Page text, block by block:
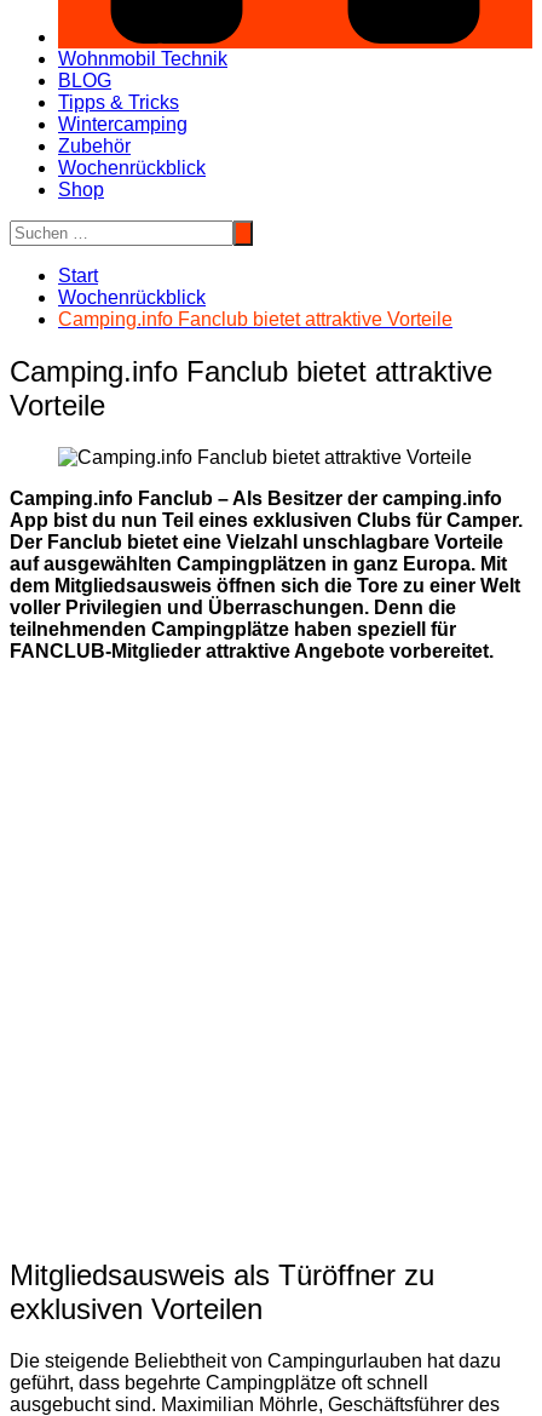
Wohnmobil Technik
BLOG
Tipps & Tricks
Wintercamping
Zubehör
Wochenrückblick
Shop
Start
Wochenrückblick
Camping.info Fanclub bietet attraktive Vorteile
Camping.info Fanclub bietet attraktive
Vorteile
Camping.info Fanclub – Als Besitzer der camping.info
App bist du nun Teil eines exklusiven Clubs für Camper.
Der Fanclub bietet eine Vielzahl unschlagbare Vorteile
auf ausgewählten Campingplätzen in ganz Europa. Mit
dem Mitgliedsausweis öffnen sich die Tore zu einer Welt
voller Privilegien und Überraschungen. Denn die
teilnehmenden Campingplätze haben speziell für
FANCLUB-Mitglieder attraktive Angebote vorbereitet.
Mitgliedsausweis als Türöffner zu
exklusiven Vorteilen
Die steigende Beliebtheit von Campingurlauben hat dazu
geführt, dass begehrte Campingplätze oft schnell
ausgebucht sind. Maximilian Möhrle, Geschäftsführer des